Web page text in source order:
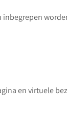
en virtuele